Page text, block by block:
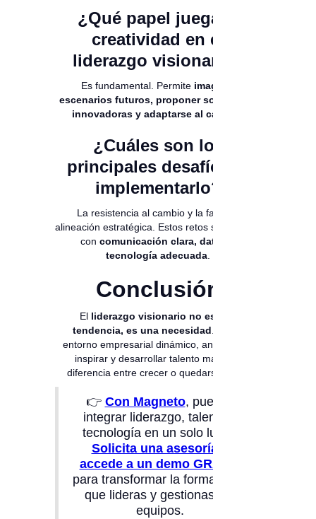
¿Qué papel juega la
creatividad en el
liderazgo visionario?
Es fundamental. Permite imaginar
escenarios futuros, proponer soluciones
innovadoras y adaptarse al cambio
¿Cuáles son los
principales desafíos al
implementarlo?
La resistencia al cambio y la falta de
alineación estratégica. Estos retos se superan
con comunicación clara, datos y
tecnología adecuada
Conclusión
El liderazgo visionario no es una
tendencia, es una necesidad
entorno empresarial dinámico, anticiparse,
inspirar y desarrollar talento marca la
diferencia entre crecer o quedarse atrás.
👉 Con Magneto, puedes
integrar liderazgo, talento y
tecnología en un solo lugar.
Solicita una asesoría y
accede a un demo GRATIS
para transformar la forma en la
que lideras y gestionas tus
equipos.